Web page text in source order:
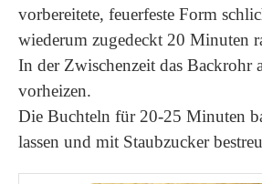
vorbereitete, feuerfeste Form
wiederum zugedeckt 20 Minuten
In der Zwischenzeit das Backrohr
vorheizen.
Die Buchteln für 20-25 Minuten
lassen und mit Staubzucker